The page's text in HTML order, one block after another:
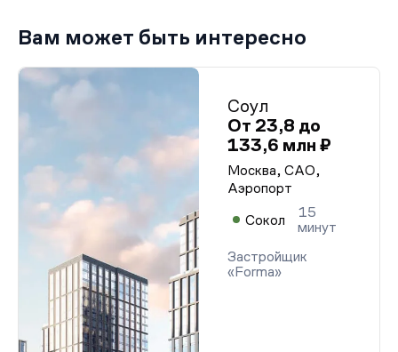
Вам может быть интересно
Соул
От 23,8 до
133,6 млн ₽
Москва, САО,
Аэропорт
Сокол
15
минут
Застройщик
«Forma»